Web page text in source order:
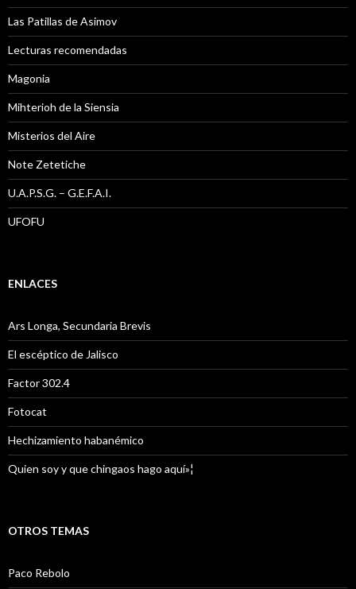
Las Patillas de Asimov
Lecturas recomendadas
Magonia
Mihterioh de la Siensia
Misterios del Aire
Note Zetetiche
U.A.P.S.G. – G.E.F.A.I.
UFOFU
ENLACES
Ars Longa, Secundaria Brevis
El escéptico de Jalisco
Factor 302.4
Fotocat
Hechizamiento habanémico
Quien soy y que chingaos hago aquí»¦
OTROS TEMAS
Paco Rebolo